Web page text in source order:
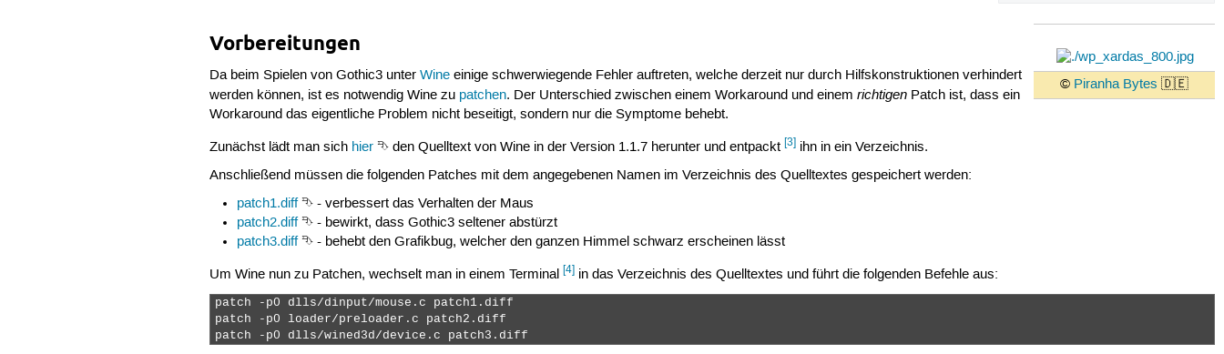
© Piranha Bytes 🇩🇪
Vorbereitungen
Da beim Spielen von Gothic3 unterWine einige schwerwiegende Fehler auftreten, welche derzeit nur durch Hilfskonstruktionen verhindert
werden können, ist es notwendig Wine zu patchen. Der Unterschied zwischen einem Workaround und einemrichtigen Patch ist, dass ein
Workaround das eigentliche Problem nicht beseitigt, sondern nur die Symptome behebt.
Zunächst lädt man sich hier ⮷ den Quelltext von Wine in der Version 1.1.7 herunter und entpackt[3] ihn in ein Verzeichnis.
Anschließend müssen die folgenden Patches mit dem angegebenen Namen im Verzeichnis des Quelltextes gespeichert werden:
patch1.diff⮷ - verbessert das Verhalten der Maus
patch2.diff⮷ - bewirkt, dass Gothic3 seltener abstürzt
patch3.diff⮷ - behebt den Grafikbug, welcher den ganzen Himmel schwarz erscheinen lässt
Um Wine nun zu Patchen, wechselt man in einem Terminal[4] in das Verzeichnis des Quelltextes und führt die folgenden Befehle aus:
patch -p0 dlls/dinput/mouse.c patch1.diff
patch -p0 loader/preloader.c patch2.diff
patch -p0 dlls/wined3d/device.c patch3.diff